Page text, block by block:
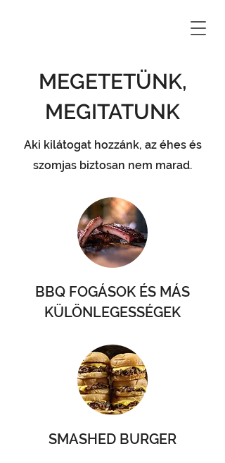
MEGETETÜNK,
MEGITATUNK
Aki kilátogat hozzánk, az éhes és
szomjas biztosan nem marad.
BBQ FOGÁSOK ÉS MÁS
KÜLÖNLEGESSÉGEK
SMASHED BURGER